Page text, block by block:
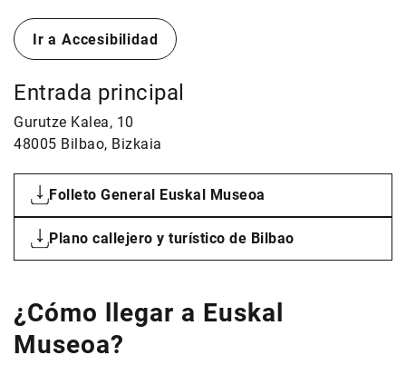
Ir a Accesibilidad
Entrada principal
Gurutze Kalea, 10
48005 Bilbao, Bizkaia
Folleto General Euskal Museoa
Plano callejero y turístico de Bilbao
¿Cómo llegar a Euskal
Museoa?